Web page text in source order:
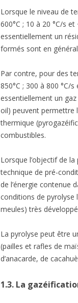
Lorsque le niveau de
600°C ; 10 à 20 °C/s
essentiellement un
formés sont en
Par contre, pour des
850°C ; 300 à 800 °C/
essentiellement un
oil) peuvent permettre
thermique
combustibles.
Lorsque l’objectif de
technique de pré-
de l’énergie contenue
conditions de pyrolyse
meules) très
La pyrolyse peut être
(pailles et rafles de
d’anacarde, de
1.3. La